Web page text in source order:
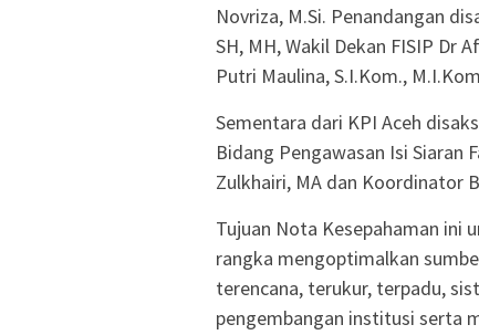
Novriza, M.Si. Penandangan
SH, MH, Wakil Dekan FISIP Dr
Putri Maulina, S.I.Kom.,
Sementara dari KPI Aceh
Bidang Pengawasan Isi Siaran
Zulkhairi, MA dan Koordinator
Tujuan Nota Kesepahaman ini
rangka mengoptimalkan
terencana, terukur, terpadu,
pengembangan institusi serta